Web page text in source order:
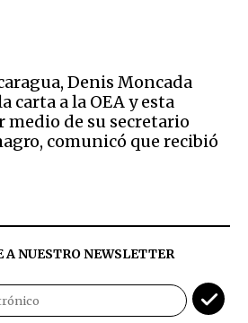
Denis Moncada
carta a la OEA y esta
medio de su secretario
comunicó que recibió
A NUESTRO NEWSLETTER